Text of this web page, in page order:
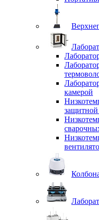
камерой
защитной